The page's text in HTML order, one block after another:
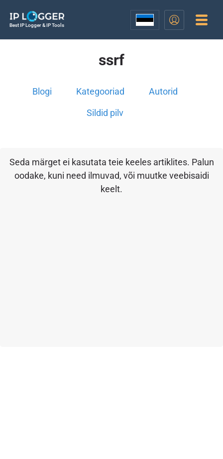
Best IP Logger & IP Tools
ssrf
Blogi Kategooriad Autorid
Sildid pilv